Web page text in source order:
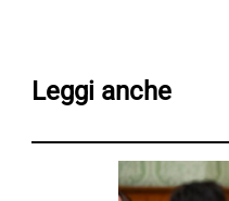
Leggi anche